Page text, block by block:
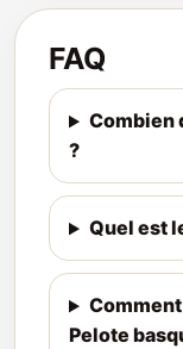
FAQ
Combien
?
Quel est
Pelote